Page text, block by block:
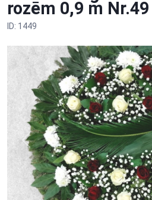
Previous
rozēm 0,9 m Nr.49
ID: 1449